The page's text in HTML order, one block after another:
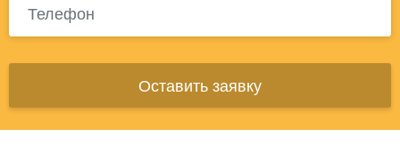
Оставить заявку